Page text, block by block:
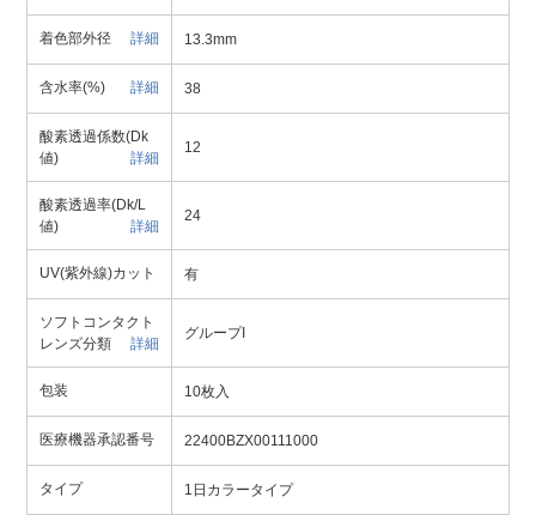
着色部外径 詳細 13.3mm
含水率(%) 詳細 38
酸素透過係数(Dk
値)
詳細
12
酸素透過率(Dk/L
値)
詳細
24
UV(紫外線)カット 有
ソフトコンタクト
レンズ分類
詳細
グループI
包装 10枚入
医療機器承認番号 22400BZX00111000
タイプ 1日カラータイプ